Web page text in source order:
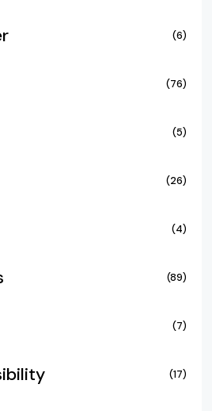
(6)
(76)
(5)
(26)
(4)
(89)
(7)
(17)